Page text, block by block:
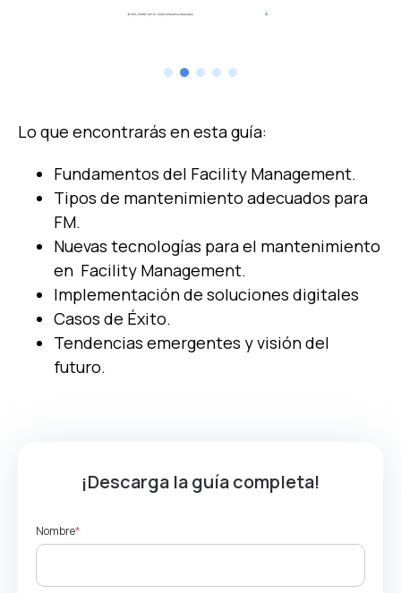
Lo que encontrarás en esta guía:
Fundamentos del Facility Management.
Tipos de mantenimiento adecuados para
FM.
Nuevas tecnologías para el mantenimiento
en Facility Management.
Implementación de soluciones digitales
Casos de Éxito.
Tendencias emergentes y visión del
futuro.
¡Descarga la guía completa!
Nombre*